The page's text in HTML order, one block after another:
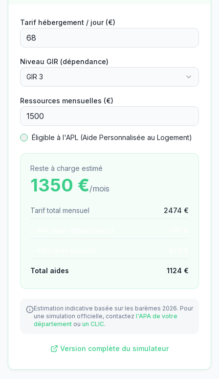
Tarif hébergement / jour (€)
Niveau GIR (dépendance)
GIR 3
Ressources mensuelles (€)
Éligible à l'APL (Aide Personnalisée au Logement)
Reste à charge estimé
1350 €/mois
Tarif total mensuel 2474 €
Total aides 1124 €
Estimation indicative basée sur les barèmes 2026. Pour
une simulation officielle, contactez l'APA de votre
département ou un CLIC.
Version complète du simulateur